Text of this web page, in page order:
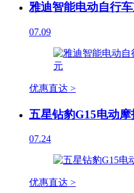
雅迪智能电动自行
07.09
优惠直达 >
五星钻豹G15电动
07.24
优惠直达 >